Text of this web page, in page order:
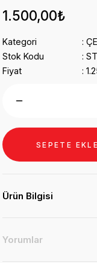
1.500,00₺
Kategori
Stok Kodu
Fiyat
SEPETE EKLE
Ürün Bilgisi
Yorumlar